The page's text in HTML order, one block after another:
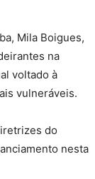
Mila Boigues,
na
voltado à
vulneráveis.
do
nesta